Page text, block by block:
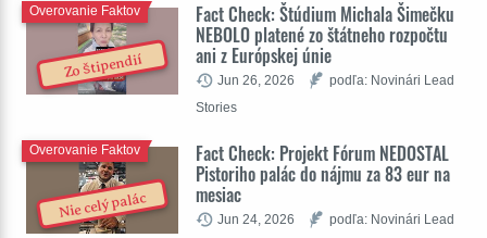
Zo štipendií
Fact Check: Štúdium Michala Šimečku
NEBOLO platené zo štátneho rozpočtu
ani z Európskej únie
Overovanie Faktov
Jun 26, 2026
podľa: Novinári Lead
Stories
Nie celý palác
Fact Check: Projekt Fórum NEDOSTAL
Pistoriho palác do nájmu za 83 eur na
mesiac
Overovanie Faktov
Jun 24, 2026
podľa: Novinári Lead